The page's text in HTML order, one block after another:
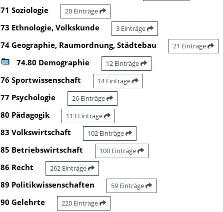
71 Soziologie 20 Einträge
73 Ethnologie, Volkskunde 3 Einträge
74 Geographie, Raumordnung, Städtebau 21 Einträge
74.80 Demographie 12 Einträge
76 Sportwissenschaft 14 Einträge
77 Psychologie 26 Einträge
80 Pädagogik 113 Einträge
83 Volkswirtschaft 102 Einträge
85 Betriebswirtschaft 100 Einträge
86 Recht 262 Einträge
89 Politikwissenschaften 59 Einträge
90 Gelehrte 220 Einträge